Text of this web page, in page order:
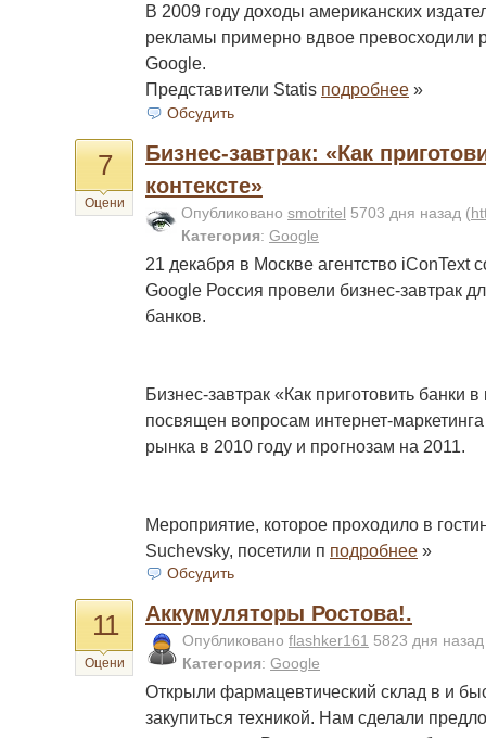
В 2009 году доходы американских
рекламы примерно вдвое превосходили
Google.
Представители Statis подробнее »
Обсудить
7
Оцени
Бизнес-завтрак: «Как
контексте»
Опубликовано smotritel 5703 дня назад (
Категория: Google
21 декабря в Москве агентство iConText
Google Россия провели бизнес-завтрак
банков.
Бизнес-завтрак «Как приготовить банки
посвящен вопросам интернет-маркетинга
рынка в 2010 году и прогнозам на 2011.
Мероприятие, которое проходило в
Suchevsky, посетили п подробнее »
Обсудить
11
Оцени
Аккумуляторы Ростова!.
Опубликовано flashker161 5823 дня
Категория: Google
Открыли фармацевтический склад в и
закупиться техникой. Нам сделали